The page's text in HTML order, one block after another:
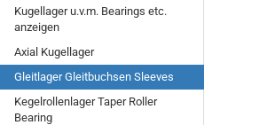
Kugellager u.v.m. Bearings etc.
anzeigen
Axial Kugellager
Gleitlager Gleitbuchsen Sleeves
Kegelrollenlager Taper Roller
Bearing